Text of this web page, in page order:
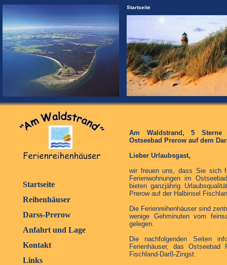
Startseite
Startseite
Reihenhäuser
Darss-Prerow
Anfahrt und Lage
Kontakt
Links
Am Waldstrand, 5 Sterne
Ostseebad Prerow auf dem
Lieber Urlaubsgast,
wir freuen uns, dass Sie sich
Ferienwohnungen im
bieten ganzjährig
Prerow auf der Halbinsel
Die Ferienreihenhäuser sind
wenige Gehminuten vom
gelegen.
Die nachfolgenden Seiten
Ferienhäuser, das
Fischland-Darß-Zingst.